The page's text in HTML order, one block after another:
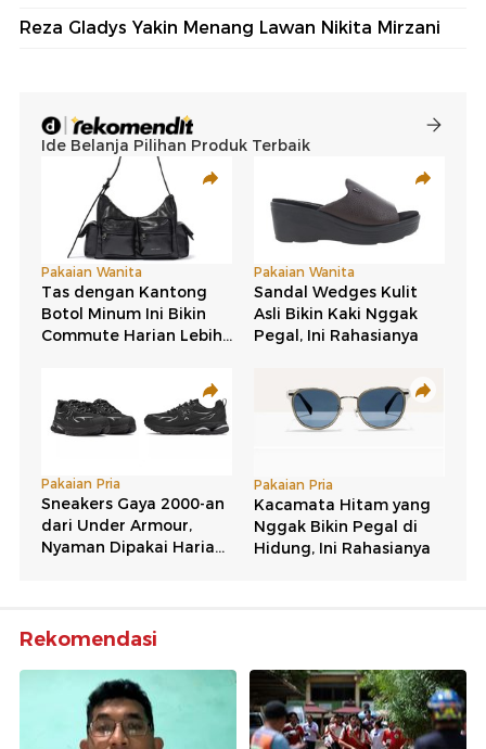
Reza Gladys Yakin Menang Lawan Nikita Mirzani
Rekomendasi